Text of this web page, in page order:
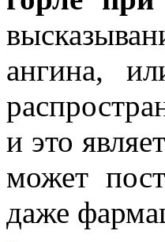
ангина,
и это
может
даже